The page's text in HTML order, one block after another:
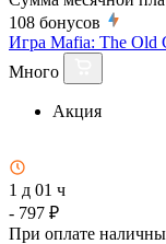
108 бонусов
Игра Mafia: The Old
Много
Акция
1 д 01 ч
- 797 ₽
При оплате